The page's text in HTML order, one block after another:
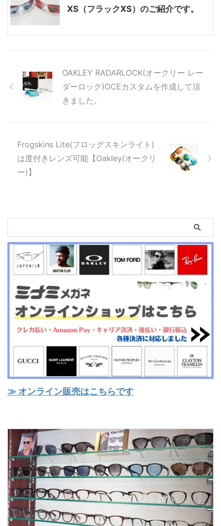
XS（フラックXS）のご紹介です。
OAKLEY RADARLOCK(オークリー レー
ダーロック)OCEカスタムを作成して頂
きました。
Frogskins Lite(フロッグスキンライト)
は度付きレンズ可能【Oakley(オークリ
ー)】
≫ オンライン販売はこちらです